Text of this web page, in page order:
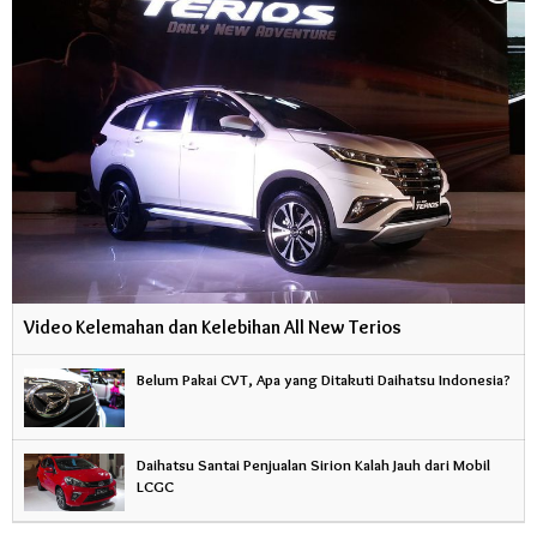
Video Kelemahan dan Kelebihan All New Terios
Belum Pakai CVT, Apa yang Ditakuti Daihatsu Indonesia?
Daihatsu Santai Penjualan Sirion Kalah Jauh dari Mobil
LCGC